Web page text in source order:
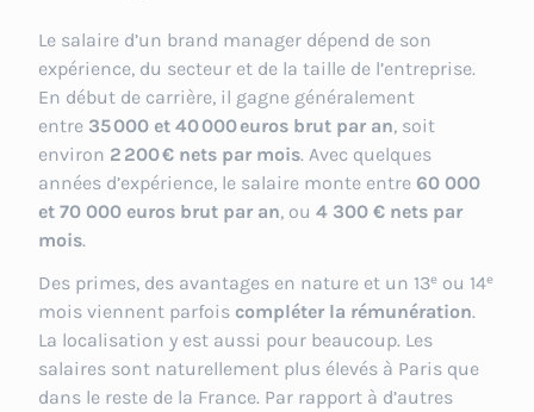
Le salaire d’un brand manager dépend de son
expérience, du secteur et de la taille de l’entreprise.
En début de carrière, il gagne généralement
entre 35 000 et 40 000 euros brut par an, soit
environ 2 200 € nets par mois. Avec quelques
années d’expérience, le salaire monte entre 60 000
et 70 000 euros brut par an, ou 4 300 € nets par
mois.
Des primes, des avantages en nature et un 13ᵉ ou 14ᵉ
mois viennent parfois compléter la rémunération.
La localisation y est aussi pour beaucoup. Les
salaires sont naturellement plus élevés à Paris que
dans le reste de la France. Par rapport à d’autres